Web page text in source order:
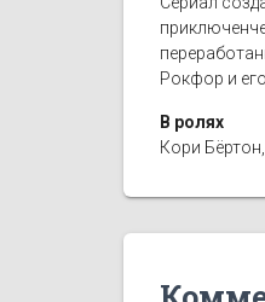
Рокфор и
В ролях
Кори